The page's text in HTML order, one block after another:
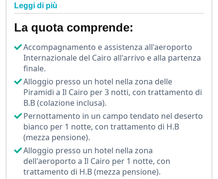
Il viaggio inizia al
spettacolare Necropoli di Giza con le famose Piramidi
Proseguirai con Saqqara e la Piramide a Gradoni, per
poi immergerti nella storia al Grande Museo Egizio,
che custodisce tesori straordinari dell’antico Egitto.
Il cuore del tour deserto Egitto ti porterà verso
Bahariya, attraversando paesaggi incredibili come il
Deserto Nero e la Valle di Agabat.
Raggiungerai il suggestivo Deserto Bianco, famoso
per le sue formazioni rocciose uniche al mondo, dove
vivrai un’esperienza indimenticabile con cena e
Leggi di più
La quota comprende:
Accompagnamento e assistenza all'aeroporto
Internazionale del Cairo all'arrivo e alla partenza
finale.
Alloggio presso un hotel nella zona delle
Piramidi a Il Cairo per 3 notti, con trattamento di
B.B (colazione inclusa).
Pernottamento in un campo tendato nel deserto
bianco per 1 notte, con trattamento di H.B
(mezza pensione).
Alloggio presso un hotel nella zona
dell'aeroporto a Il Cairo per 1 notte, con
trattamento di H.B (mezza pensione).